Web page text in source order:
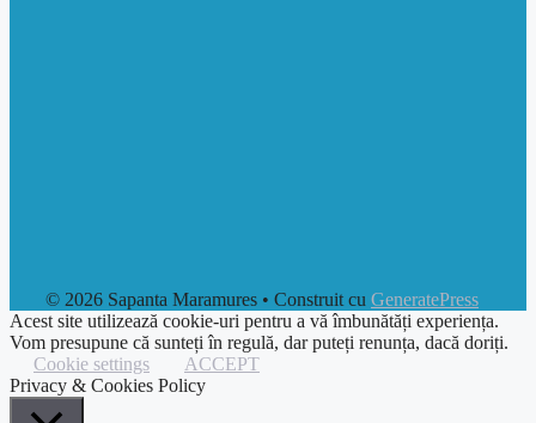
© 2026 Sapanta Maramures • Construit cu GeneratePress
Acest site utilizează cookie-uri pentru a vă îmbunătăți experiența.
Vom presupune că sunteți în regulă, dar puteți renunța, dacă doriți.
Cookie settings
ACCEPT
Privacy & Cookies Policy